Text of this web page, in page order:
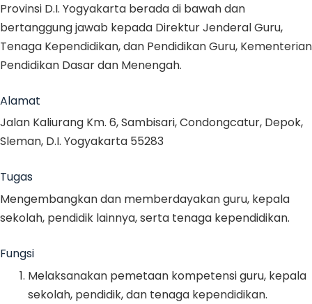
Provinsi D.I. Yogyakarta berada di bawah dan
bertanggung jawab kepada Direktur Jenderal Guru,
Tenaga Kependidikan, dan Pendidikan Guru, Kementerian
Pendidikan Dasar dan Menengah.
Alamat
Jalan Kaliurang Km. 6, Sambisari, Condongcatur, Depok,
Sleman, D.I. Yogyakarta 55283
Tugas
Mengembangkan dan memberdayakan guru, kepala
sekolah, pendidik lainnya, serta tenaga kependidikan.
Fungsi
Melaksanakan pemetaan kompetensi guru, kepala
sekolah, pendidik, dan tenaga kependidikan.